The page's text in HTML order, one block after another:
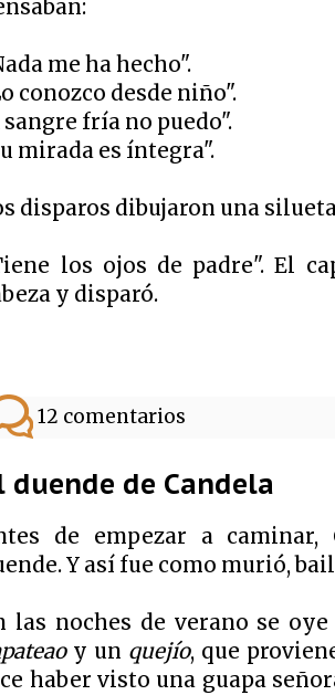
me ha hecho".
conozco desde niño".
sangre fría no puedo".
mirada es íntegra".
disparos dibujaron una
los ojos de padre". El
y disparó.
12 comentarios
duende de Candela
de empezar a caminar,
Y así fue como murió,
las noches de verano se
y un quejío, que
haber visto una guapa